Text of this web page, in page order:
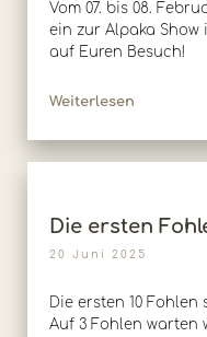
Vom 07. bis 08.
ein zur Alpaka Show
auf Euren Besuch!
Weiterlesen
Die ersten
20 Juni 2025
Die ersten 10
Auf 3 Fohlen warten